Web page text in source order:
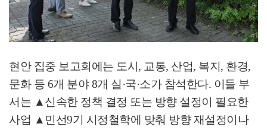
현안 집중 보고회에는 도시, 교통, 산업, 복지, 환경,
문화 등 6개 분야8개 실 ·국·소가 참석한다. 이들 부
서는 ▲신속한 정책 결정 또는 방향 설정이 필요한
사업 ▲ 민선9기 시정철학에 맞춰 방향 재설정이나